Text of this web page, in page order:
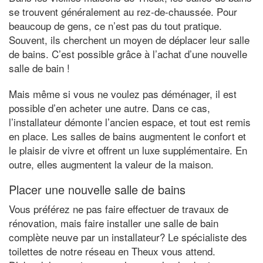
se trouvent généralement au rez-de-chaussée. Pour
beaucoup de gens, ce n’est pas du tout pratique.
Souvent, ils cherchent un moyen de déplacer leur salle
de bains. C’est possible grâce à l’achat d’une nouvelle
salle de bain !
Mais même si vous ne voulez pas déménager, il est
possible d’en acheter une autre. Dans ce cas,
l’installateur démonte l’ancien espace, et tout est remis
en place. Les salles de bains augmentent le confort et
le plaisir de vivre et offrent un luxe supplémentaire. En
outre, elles augmentent la valeur de la maison.
Placer une nouvelle salle de bains
Vous préférez ne pas faire effectuer de travaux de
rénovation, mais faire installer une salle de bain
complète neuve par un installateur? Le spécialiste des
toilettes de notre réseau en Theux vous attend.